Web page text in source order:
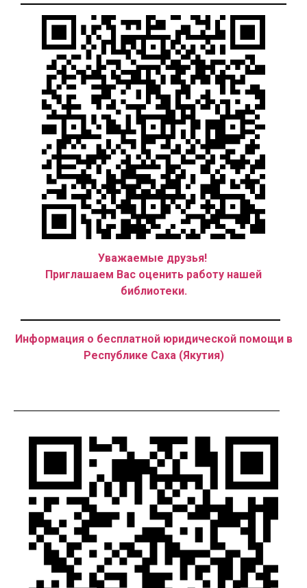
Уважаемые друзья!
Приглашаем Вас оценить работу нашей
библиотеки.
Информация о бесплатной юридической помощи в
Республике Саха (Якутия)